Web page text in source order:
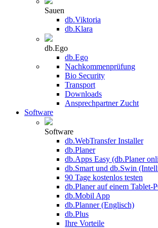
Sauen
db.Viktoria
db.Klara
db.Ego
db.Ego
Nachkommenprüfung
Bio Security
Transport
Downloads
Ansprechpartner Zucht
Software
Software
db.WebTransfer Installer
db.Planer
db.Apps Easy (db.Planer
db.Smart und db.Swin
90 Tage kostenlos testen
db.Planer auf einem Tablet-
db.Mobil App
db.Planner (Englisch)
db.Plus
Ihre Vorteile